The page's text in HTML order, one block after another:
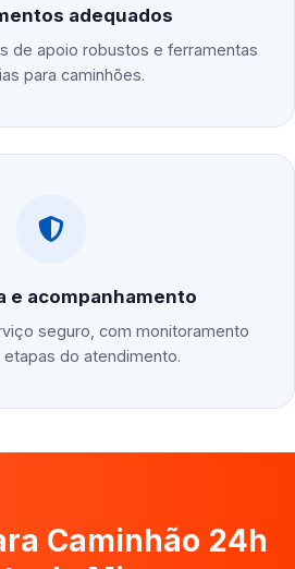
adequados
de apoio robustos e ferramentas
para caminhões.
e acompanhamento
seguro, com monitoramento
etapas do atendimento.
Caminhão 24h